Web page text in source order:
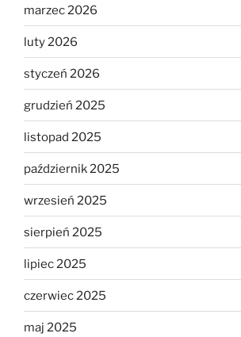
marzec 2026
luty 2026
styczeń 2026
grudzień 2025
listopad 2025
październik 2025
wrzesień 2025
sierpień 2025
lipiec 2025
czerwiec 2025
maj 2025